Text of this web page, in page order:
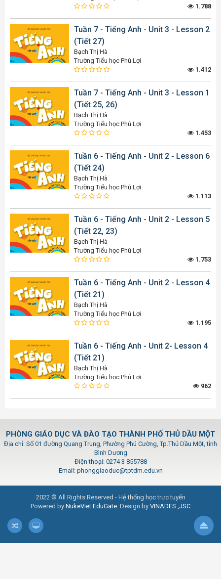
1.788
Tuần 7 - Tiếng Anh - Unit 3 - Lesson 2
(Tiết 27)
Bạch Thị Hà
Trường Tiểu học Phú Lợi
1.412
Tuần 7 - Tiếng Anh - Unit 3 - Lesson 1
(Tiết 25, 26)
Bạch Thị Hà
Trường Tiểu học Phú Lợi
1.453
Tuần 6 - Tiếng Anh - Unit 2 - Lesson 6
(Tiết 24)
Bạch Thị Hà
Trường Tiểu học Phú Lợi
1.113
Tuần 6 - Tiếng Anh - Unit 2 - Lesson 5
(Tiết 22, 23)
Bạch Thị Hà
Trường Tiểu học Phú Lợi
1.753
Tuần 6 - Tiếng Anh - Unit 2 - Lesson 4
(Tiết 21)
Bạch Thị Hà
Trường Tiểu học Phú Lợi
1.195
Tuần 6 - Tiếng Anh - Unit 2- Lesson 4
(Tiết 21)
Bạch Thị Hà
Trường Tiểu học Phú Lợi
962
PHÒNG GIÁO DỤC VÀ ĐÀO TẠO THÀNH PHỐ THỦ DẦU MỘT
Địa chỉ: Số 01 đường Quang Trung, Phường Phú Cường, Tp.Thủ Dầu Một, tỉnh
Bình Dương
Điện thoại: 0274 3 855788
Email: phonggiaoduc@tptdm.edu.vn
2022 © All Rights Reserved - Hệ thống học trực tuyến
Powered by NukeViet EduGate . Design by VINADES.,JSC